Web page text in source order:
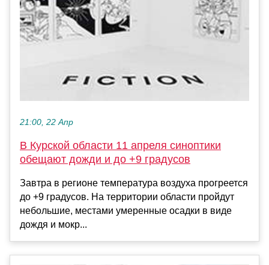
21:00, 22 Апр
В Курской области 11 апреля синоптики
обещают дожди и до +9 градусов
Завтра в регионе температура воздуха прогреется
до +9 градусов. На территории области пройдут
небольшие, местами умеренные осадки в виде
дождя и мокр...